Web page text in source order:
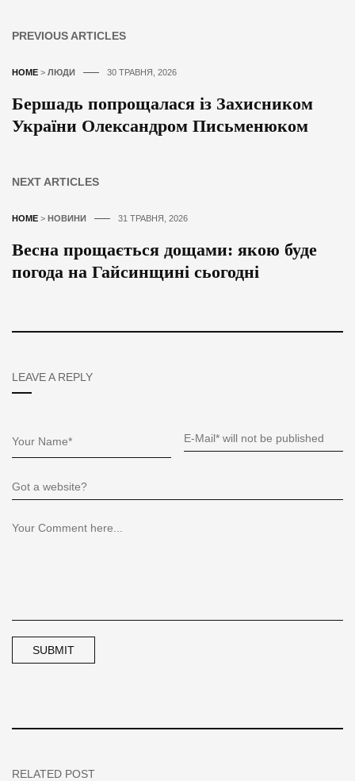
PREVIOUS ARTICLES
HOME > ЛЮДИ 30 ТРАВНЯ, 2026
Бершадь попрощалася із Захисником
України Олександром Письменюком
NEXT ARTICLES
HOME > НОВИНИ 31 ТРАВНЯ, 2026
Весна прощається дощами: якою буде
погода на Гайсинщині сьогодні
LEAVE A REPLY
RELATED POST